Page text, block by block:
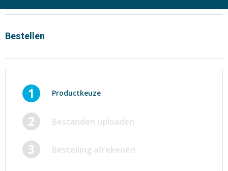
Flyers
Hand-outs/Losbladig
Posters
Rapporten/Verslagen
Certificaten/Diploma's
Visitekaartjes
Alle producten
Bestellen
1 Productkeuze
2 Bestanden uploaden
3 Bestelling afrekenen